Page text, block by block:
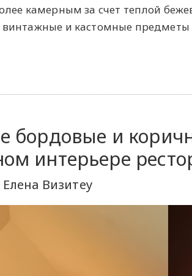
камерным за счет теплой
винтажные и кастомные
бордовые и
интерьере
Визитеу